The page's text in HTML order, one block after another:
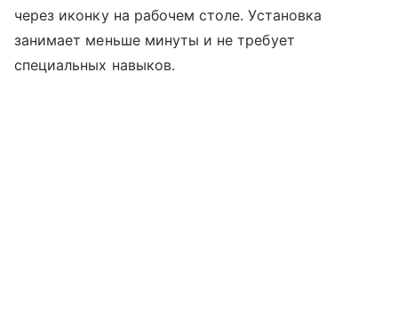
через иконку на рабочем столе. Установка
занимает меньше минуты и не требует
специальных навыков.